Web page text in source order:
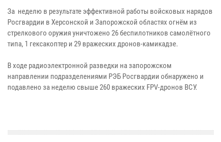
За неделю в результате эффективной работы войсковых нарядов
Росгвардии в Херсонской и Запорожской областях огнём из
стрелкового оружия уничтожено 26 беспилотников самолётного
типа, 1 гексакоптер и 29 вражеских дронов-камикадзе.
В ходе радиоэлектронной разведки на запорожском
направлении подразделениями РЭБ Росгвардии обнаружено и
подавлено за неделю свыше 260 вражеских FPV-дронов ВСУ.